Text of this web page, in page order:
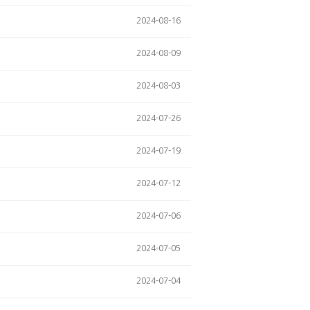
2024-08-16
2024-08-09
2024-08-03
2024-07-26
2024-07-19
2024-07-12
2024-07-06
2024-07-05
2024-07-04